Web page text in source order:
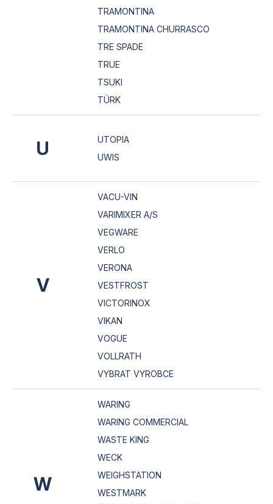
TRAMONTINA
TRAMONTINA CHURRASCO
TRE SPADE
TRUE
TSUKI
TÜRK
U
UTOPIA
UWIS
V
VACU-VIN
VARIMIXER A/S
VEGWARE
VERLO
VERONA
VESTFROST
VICTORINOX
VIKAN
VOGUE
VOLLRATH
VYBRAT VYROBCE
W
WARING
WARING COMMERCIAL
WASTE KING
WECK
WEIGHSTATION
WESTMARK